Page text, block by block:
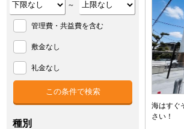
海はすぐ
さい！
～
管理費・共益費を含む
敷金なし
礼金なし
種別